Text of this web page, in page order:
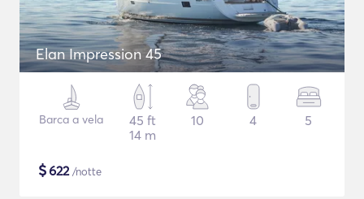
Elan Impression 45
Barca a vela
45 ft
14 m
10 4 5
$622/notte